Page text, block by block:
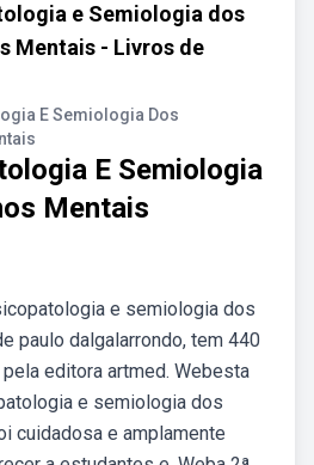
e Semiologia dos
Mentais - Livros de
E Semiologia Dos
E Semiologia
Mentais
e semiologia dos
paulo dalgalarrondo, tem 440
editora artmed. Webesta
e semiologia dos
cuidadosa e amplamente